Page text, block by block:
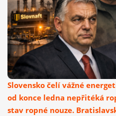
Slovensko čelí vážné
od konce ledna nepřitéká
stav ropné nouze.